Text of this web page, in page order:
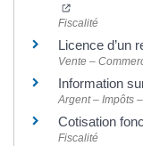
Fiscalité
Licence d’un
Vente –
Information
Argent – Impôts
Cotisation
Fiscalité